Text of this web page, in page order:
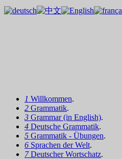
1 Willkommen.
2 Grammatik.
3 Grammar (in English).
4 Deutsche Grammatik.
5 Grammatik - Übungen.
6 Sprachen der Welt.
7Deutscher Wortschatz.